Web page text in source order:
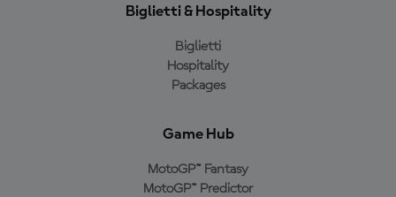
Biglietti & Hospitality
Biglietti
Hospitality
Packages
Game Hub
MotoGP™ Fantasy
MotoGP™ Predictor